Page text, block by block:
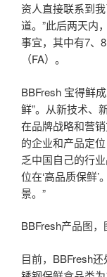
资人直接联系到
道。”此后两天内
事宜，其中有7、
（FA）。
BBFresh 宝得鲜
鲜”。从新技术、
在品牌战略和营
的企业和产品定
乏中国自己的行
位在‘高品质保鲜
景。”
BBFresh产品图
目前，BBFresh